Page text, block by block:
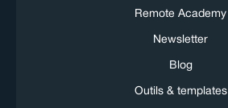
Remote Academy
Newsletter
Blog
Outils & templates